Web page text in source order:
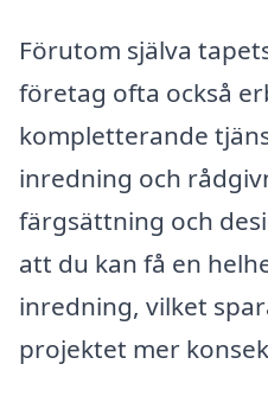
Förutom själva
företag ofta också
kompletterande
inredning och
färgsättning och
att du kan få en
inredning, vilket
projektet mer